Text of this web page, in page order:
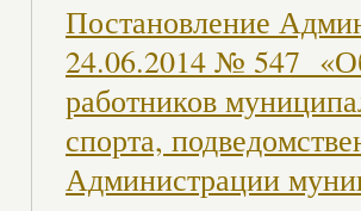
Постановление
24.06.2014 № 547
работников
спорта,
Администрации